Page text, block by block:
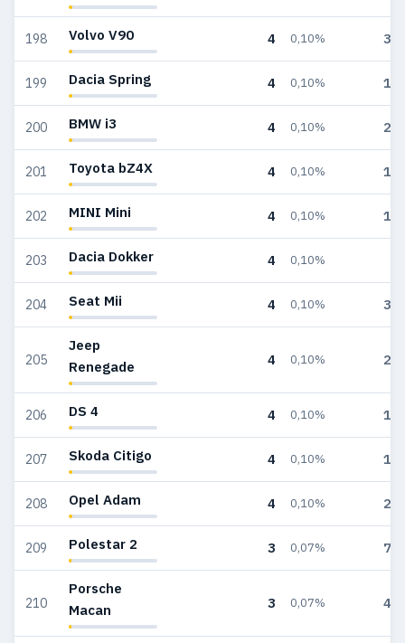
198 Volvo V90 4 0,10% 36
199 Dacia Spring 4 0,10% 15
200 BMW i3 4 0,10% 26
201 Toyota bZ4X 4 0,10% 18
202 MINI Mini 4 0,10% 19
203 Dacia Dokker 4 0,10%
204 Seat Mii 4 0,10% 32
205
Jeep
Renegade
4 0,10% 23
206 DS 4 4 0,10% 15
207 Skoda Citigo 4 0,10% 13
208 Opel Adam 4 0,10% 29
209 Polestar 2 3 0,07% 78
210
Porsche
Macan
3 0,07% 40